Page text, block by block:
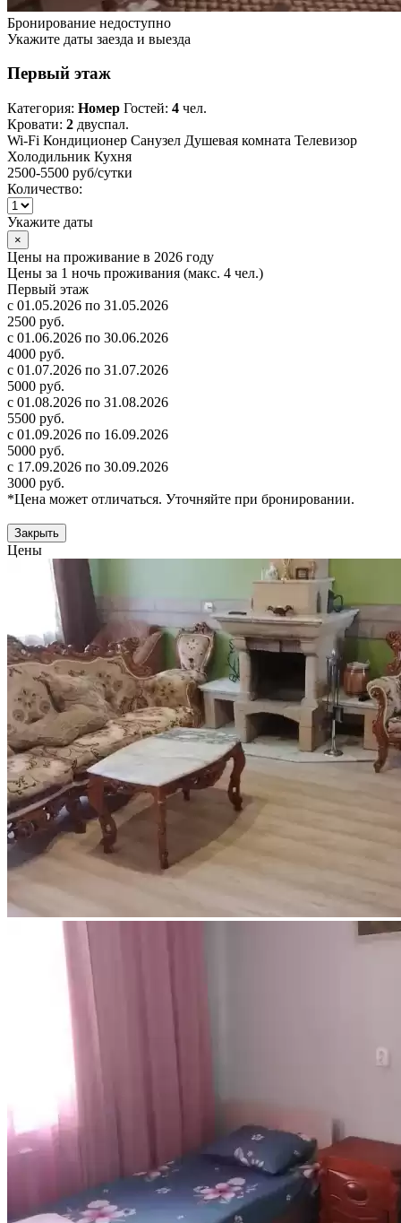
Бронирование недоступно
Укажите даты заезда и выезда
Первый этаж
Категория: Номер Гостей: 4 чел.
Кровати: 2 двуспал.
Wi-Fi Кондиционер Санузел Душевая комната Телевизор
Холодильник Кухня
2500-5500 руб/сутки
Количество:
Укажите даты
×
Цены на проживание в 2026 году
Цены за 1 ночь проживания (макс. 4 чел.)
Первый этаж
с 01.05.2026 по 31.05.2026
2500 руб.
с 01.06.2026 по 30.06.2026
4000 руб.
с 01.07.2026 по 31.07.2026
5000 руб.
с 01.08.2026 по 31.08.2026
5500 руб.
с 01.09.2026 по 16.09.2026
5000 руб.
с 17.09.2026 по 30.09.2026
3000 руб.
*Цена может отличаться. Уточняйте при бронировании.
Закрыть
Цены